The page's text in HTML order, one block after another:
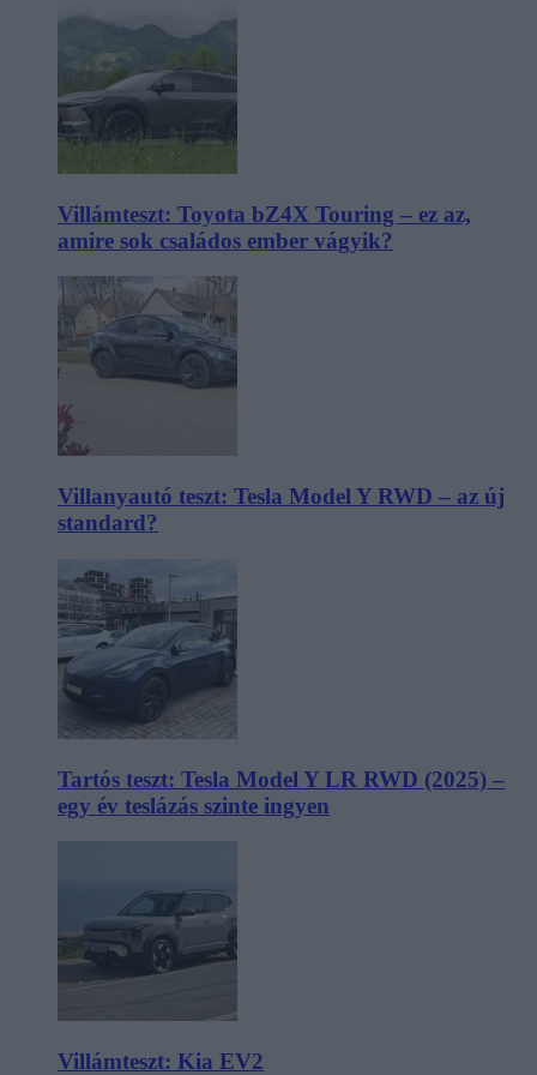
Villámteszt: Toyota bZ4X Touring – ez az,
amire sok családos ember vágyik?
Villanyautó teszt: Tesla Model Y RWD – az új
standard?
Tartós teszt: Tesla Model Y LR RWD (2025) –
egy év teslázás szinte ingyen
Villámteszt: Kia EV2